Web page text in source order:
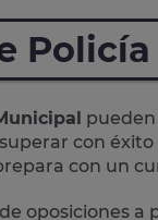
Policía
con
con un
oposiciones a